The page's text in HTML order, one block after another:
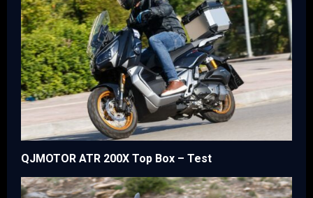
QJMOTOR ATR 200X Top Box – Test